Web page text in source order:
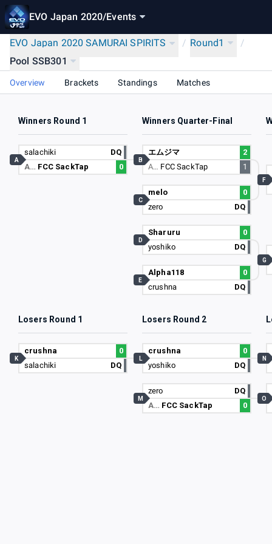
EVO Japan 2020/Events
EVO Japan 2020 SAMURAI SPIRITS / Round1
/
Pool SSB301
Overview Brackets Standings Matches
Winners Round 1 Winners Quarter-Final
salachiki
DQ
A… FCC SackTap 0
A
エムジマ
2
A… FCC SackTap 1
B
melo
0
zero
DQ
C
Sharuru
0
yoshiko
DQ
D
Alpha118
0
crushna
DQ
E
F
G
Losers Round 1 Losers Round 2
crushna
0
salachiki
DQ
K
crushna
0
yoshiko
DQ
L
zero
DQ
A… FCC SackTap 0
M
N
O